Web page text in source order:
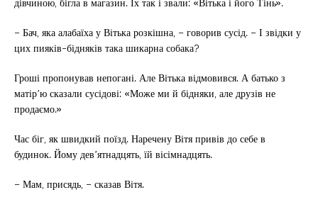
– Бач, яка алабаїха у Вітька розкішна, – говорив сусід. – І звідки у
цих пияків-бідняків така шикарна собака?
Гроші пропонував непогані. Але Вітька відмовився. А батько з
матір’ю сказали сусідові: «Може ми й бідняки, але друзів не
продаємо.»
Час біг, як швидкий поїзд. Наречену Вітя привів до себе в
будинок. Йому дев’ятнадцять, їй вісімнадцять.
– Мам, присядь, – сказав Вітя.